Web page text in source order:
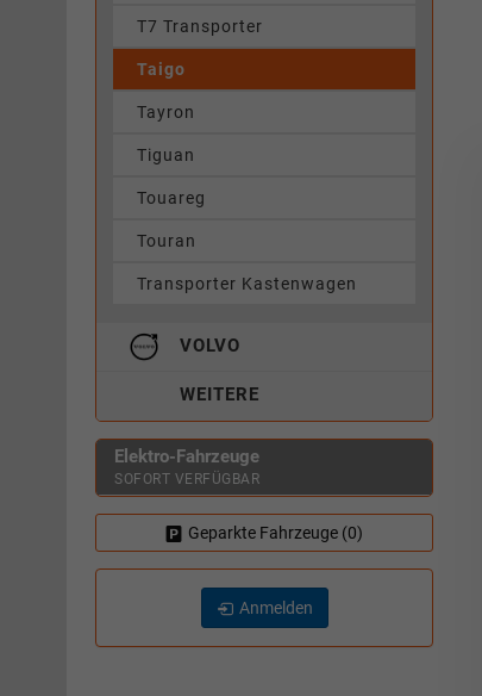
T7 Transporter
Taigo
Tayron
Tiguan
Touareg
Touran
Transporter Kastenwagen
VOLVO
WEITERE
Elektro-Fahrzeuge
SOFORT VERFÜGBAR
Geparkte Fahrzeuge (0)
Anmelden